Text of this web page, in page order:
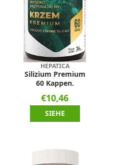
HEPATICA
Silizium Premium
60 Kappen.
€10,46
SIEHE